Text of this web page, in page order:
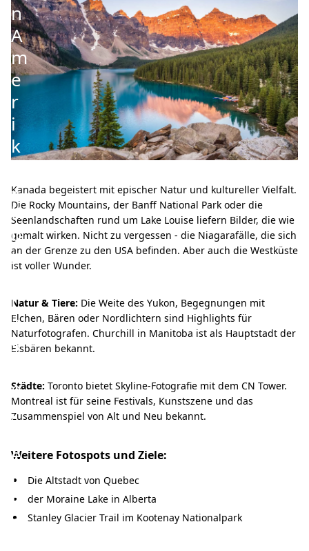
n
A
m
e
r
i
k
a
–
K
o
n
r
a
s
e
,
e
i
t
e
Kanada begeistert mit epischer Natur und kultureller Vielfalt.
Die Rocky Mountains, der Banff National Park oder die
Seenlandschaften rund um Lake Louise liefern Bilder, die wie
gemalt wirken. Nicht zu vergessen - die Niagarafälle, die sich
an der Grenze zu den USA befinden. Aber auch die Westküste
ist voller Wunder.
Natur & Tiere: Die Weite des Yukon, Begegnungen mit
Elchen, Bären oder Nordlichtern sind Highlights für
Naturfotografen. Churchill in Manitoba ist als Hauptstadt der
Eisbären bekannt.
Städte: Toronto bietet Skyline-Fotografie mit dem CN Tower.
Montreal ist für seine Festivals, Kunstszene und das
Zusammenspiel von Alt und Neu bekannt.
Weitere Fotospots und Ziele:
Die Altstadt von Quebec
der Moraine Lake in Alberta
Stanley Glacier Trail im Kootenay Nationalpark